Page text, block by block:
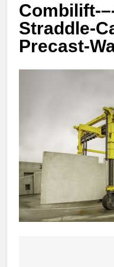
Combilift-
Straddle-
Precast-